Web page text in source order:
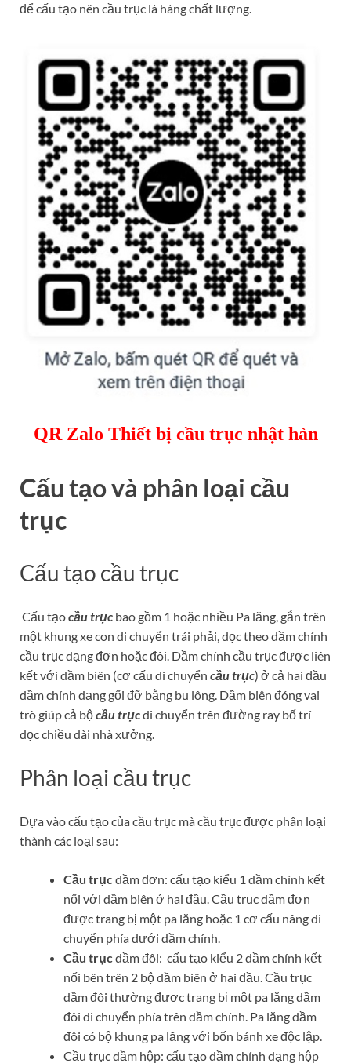
để cấu tạo nên cầu trục là hàng chất lượng.
QR Zalo Thiết bị cầu trục nhật hàn
Cấu tạo và phân loại cầu
trục
Cấu tạo cầu trục
Cấu tạocầu trục bao gồm 1 hoặc nhiều Pa lăng, gắn trên
một khung xe con di chuyển trái phải, dọc theo dầm chính
cầu trục dạng đơn hoặc đôi. Dầm chính cầu trục được liên
kết với dầm biên (cơ cấu di chuyển cầu trục) ở cả hai đầu
dầm chính dạng gối đỡ bằng bu lông. Dầm biên đóng vai
trò giúp cả bộcầu trụcdi chuyển trên đường ray bố trí
dọc chiều dài nhà xưởng.
Phân loại cầu trục
Dựa vào cấu tạo của cầu trục mà cầu trục được phân loại
thành các loại sau:
Cầu trụcdầm đơn: cấu tạo kiểu 1 dầm chính kết
nối với dầm biên ở hai đầu. Cầu trục dầm đơn
được trang bị một pa lăng hoặc 1 cơ cấu nâng di
chuyển phía dưới dầm chính.
Cầu trụcdầm đôi: cấu tạo kiểu 2 dầm chính kết
nối bên trên 2 bộ dầm biên ở hai đầu. Cầu trục
dầm đôi thường được trang bị một pa lăng dầm
đôi di chuyển phía trên dầm chính. Pa lăng dầm
đôi có bộ khung pa lăng với bốn bánh xe độc lập.
Cầu trục dầm hộp: cấu tạo dầm chính dạng hộp